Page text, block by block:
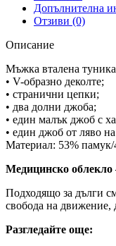
Допълнителна
Отзиви (0)
Описание
Мъжка вталена
• V-образно деколте;
• странични цепки;
• два долни джоба;
• един малък джоб с
• един джоб от ляво
Материал: 53% памук/
Медицинско облекло
Подходящо за дълги
свобода на движение,
Разгледайте още: